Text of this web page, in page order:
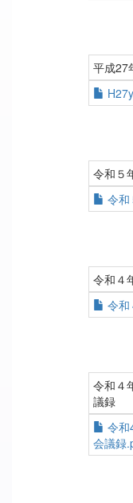
平成27
令和５
令和
令和４
令和
令和４
議録
令和
会議録